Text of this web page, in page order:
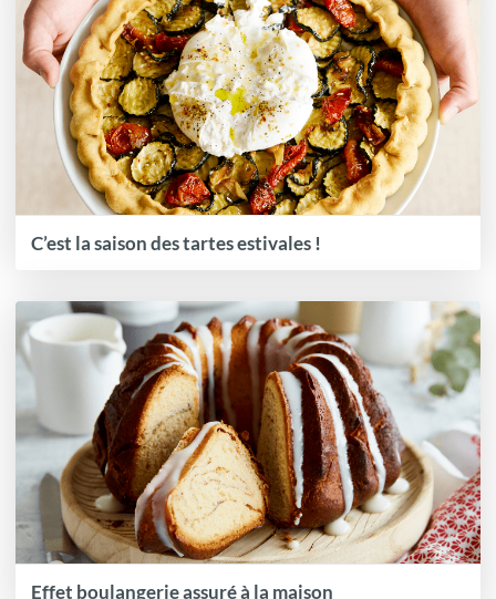
C’est la saison des tartes estivales !
Effet boulangerie assuré à la maison